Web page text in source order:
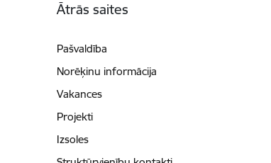
Ātrās saites
Pašvaldība
Norēķinu informācija
Vakances
Projekti
Izsoles